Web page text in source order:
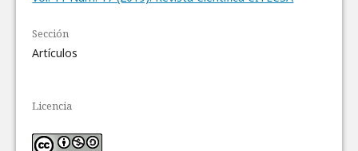
Sección
Artículos
Licencia